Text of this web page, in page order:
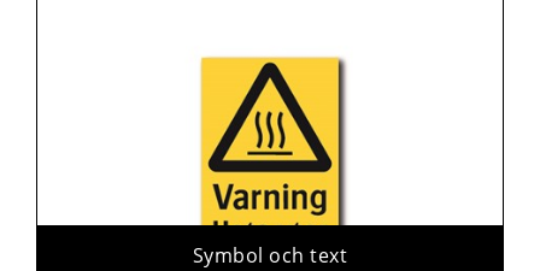
Symbol och text